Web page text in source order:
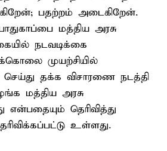
பதற்றம் அடைகிறேன்.
மத்திய அரசு
நடவடிக்கை
முயற்சியில்
தக்க விசாரணை நடத்தி
மத்திய அரசு
என்பதையும் தெரிவித்து
உள்ளது.